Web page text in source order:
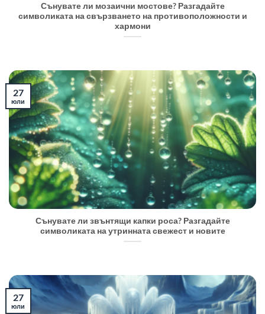
Сънувате ли мозаични мостове? Разгадайте
символиката на свързването на противоположности и
хармони
Сънувате ли звънтящи капки роса? Разгадайте
символиката на утринната свежест и новите
27
юли
27
юли